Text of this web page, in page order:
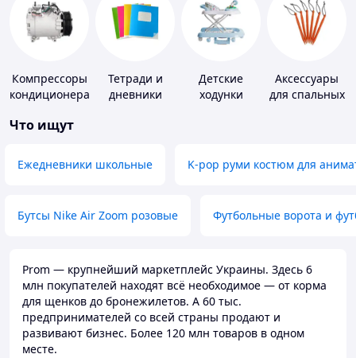
Компрессоры
кондиционера
Тетради и
дневники
Детские
ходунки
Аксессуары
для спальных
Что ищут
Ежедневники школьные K-pop руми костюм для
Бутсы Nike Air Zoom розовые Футбольные ворота и
Prom — крупнейший маркетплейс Украины. Здесь 6
млн покупателей находят всё необходимое — от корма
для щенков до бронежилетов. А 60 тыс.
предпринимателей со всей страны продают и
развивают бизнес. Более 120 млн товаров в одном
месте.